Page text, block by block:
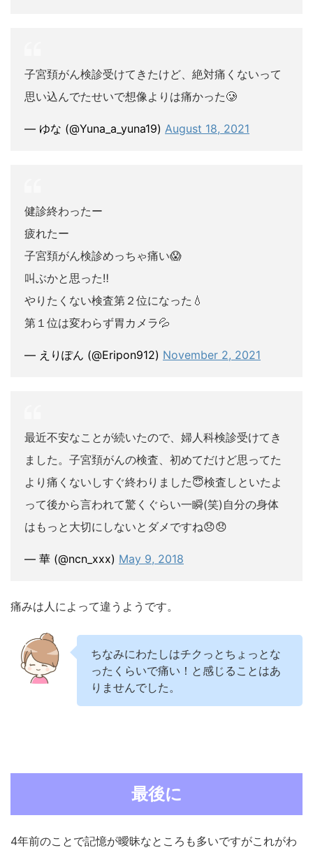
子宮頚がん検診受けてきたけど、絶対痛くないって
思い込んでたせいで想像よりは痛かった🥲
— ゆな (@Yuna_a_yuna19) August 18, 2021
健診終わったー
疲れたー
子宮頚がん検診めっちゃ痛い😱
叫ぶかと思った‼️
やりたくない検査第２位になった💧
第１位は変わらず胃カメラ💦
— えりぽん (@Eripon912) November 2, 2021
最近不安なことが続いたので、婦人科検診受けてき
ました。子宮頚がんの検査、初めてだけど思ってた
より痛くないしすぐ終わりました😇検査しといたよ
って後から言われて驚くぐらい一瞬(笑)自分の身体
はもっと大切にしないとダメですね😞😞
— 華 (@ncn_xxx) May 9, 2018
痛みは人によって違うようです。
ちなみにわたしはチクっとちょっとな
ったくらいで痛い！と感じることはあ
りませんでした。
最後に
4年前のことで記憶が曖昧なところも多いですがこれがわ